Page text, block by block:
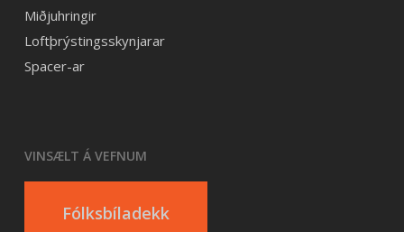
Miðjuhringir
Loftþrýstingsskynjarar
Spacer-ar
VINSÆLT Á VEFNUM
Fólksbíladekk